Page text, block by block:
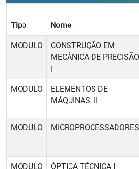
Tipo Nome
MODULO
CONSTRUÇÃO EM
MECÂNICA DE PRECISÃO
I
MODULO
ELEMENTOS DE
MÁQUINAS III
MODULO MICROPROCESSADORES
MODULO ÓPTICA TÉCNICA II